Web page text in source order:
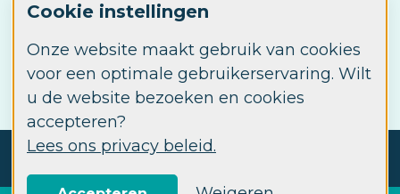
Cookie instellingen
Onze website maakt gebruik van cookies
voor een optimale gebruikerservaring. Wilt
u de website bezoeken en cookies
accepteren?
Lees ons privacy beleid.
Azora Academy
Werken bij Azora
© 2026 Azora ABCPrivacy